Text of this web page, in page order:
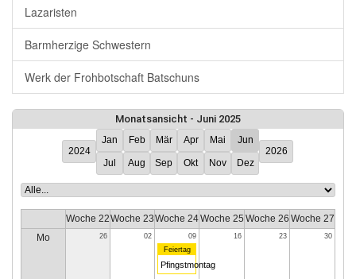
Lazaristen
Barmherzige Schwestern
Werk der Frohbotschaft Batschuns
Monatsansicht - Juni 2025
2024
Jan Feb Mär Apr Mai Jun
Jul Aug Sep Okt Nov Dez
2026
Woche 22Woche 23Woche 24Woche 25 Woche 26 Woche 27
Mo
26 02
09
Feiertag
Pfingstmontag
16 23 30